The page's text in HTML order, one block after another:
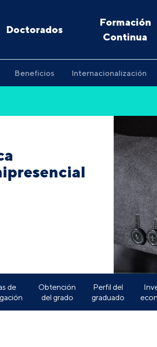
Doctorados
Formación
Continua
Beneficios Internacionalización
de
Obtención
del grado
Perfil del
graduado